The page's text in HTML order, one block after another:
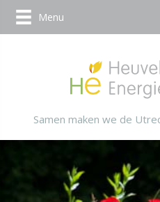
Menu
Samen maken we de